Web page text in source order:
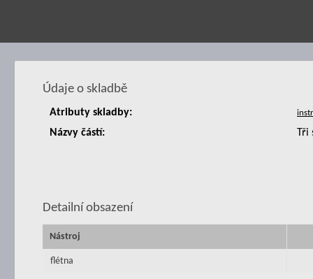
Údaje o skladbě
Atributy skladby:
Názvy částí:
Tři
Detailní obsazení
Nástroj
flétna